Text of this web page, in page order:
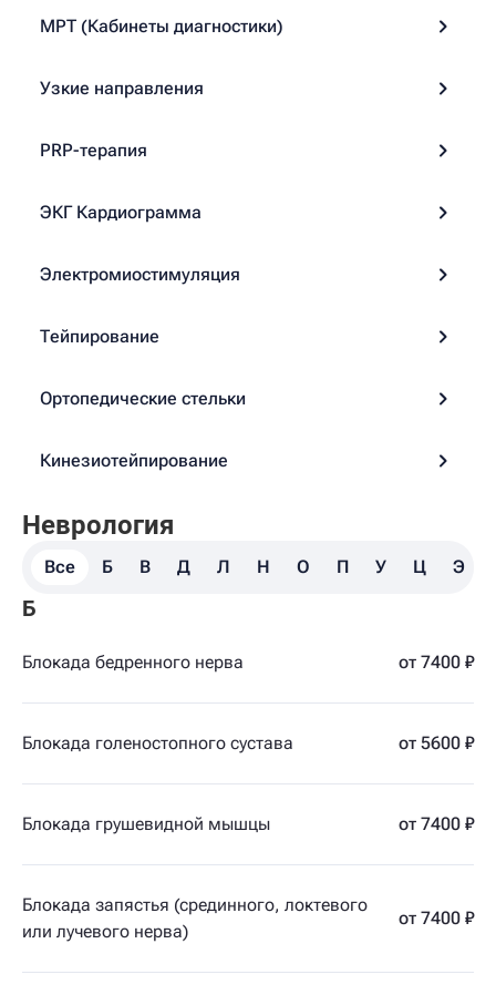
МРТ (Кабинеты диагностики)
Узкие направления
PRP-терапия
ЭКГ Кардиограмма
Электромиостимуляция
Тейпирование
Ортопедические стельки
Кинезиотейпирование
Неврология
Все Б В Д Л Н О П У Ц Э
Б
Блокада бедренного нерва от 7400 ₽
Блокада голеностопного сустава от 5600 ₽
Блокада грушевидной мышцы от 7400 ₽
Блокада запястья (срединного, локтевого
или лучевого нерва)
от 7400 ₽